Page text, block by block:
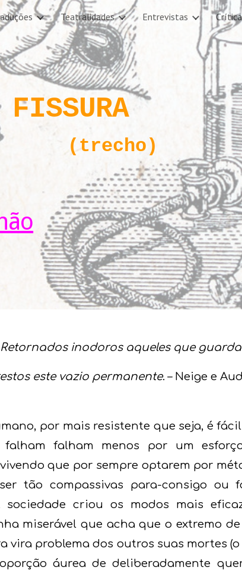
Skip to navigation
Teatralidades Entrevistas
Retornados inodoros aqueles que
vazio permanente. – Neige e
por mais resistente que seja, é
falham menos por um
que por sempre optarem por
tão compassivas para-consigo ou
sociedade criou os modos mais
miserável que acha que o extremo de
vira problema dos outros suas mortes
áurea de deliberadamente